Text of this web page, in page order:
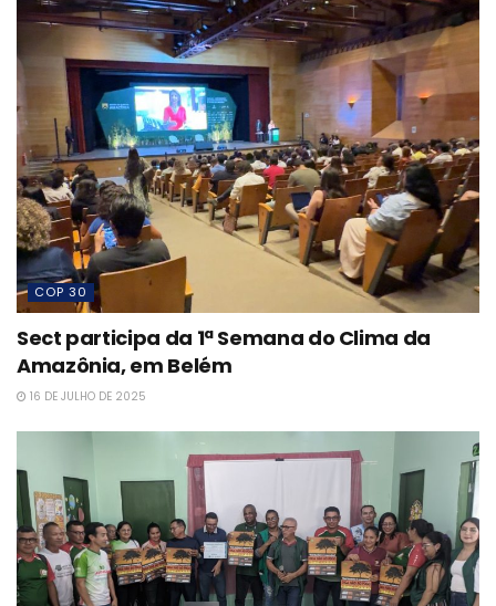
COP 30
Sect participa da 1ª Semana do Clima da
Amazônia, em Belém
16 DE JULHO DE 2025